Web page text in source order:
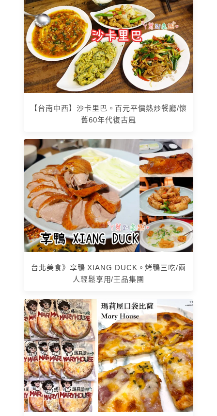
【台南中西】沙卡里巴。百元平價熱炒餐廳/懷
舊60年代復古風
台北美食》享鴨 XIANG DUCK。烤鴨三吃/兩
人輕鬆享用/王品集團